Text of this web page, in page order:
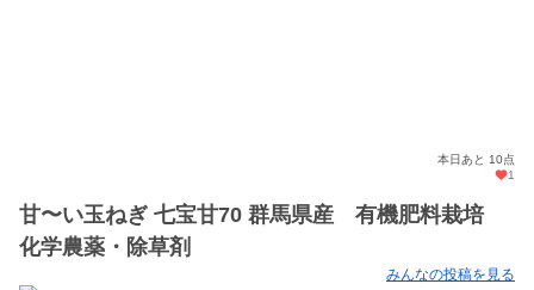
本日あと 10点
1
甘〜い玉ねぎ 七宝甘70 群馬県産 有機肥料栽培
化学農薬・除草剤
みんなの投稿を見る